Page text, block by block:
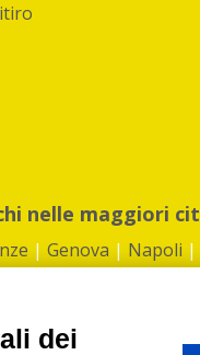
nelle maggiori
| Genova | Napoli |
dei